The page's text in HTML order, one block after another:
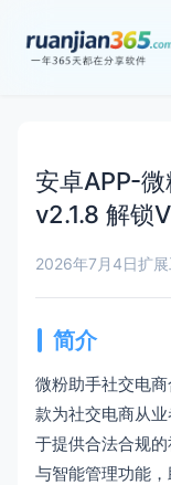
安卓APP-
v2.1.8 解锁
2026年7月4日扩
简介
微粉助手社交电
款为社交电商从
于提供合法合规
与智能管理功能